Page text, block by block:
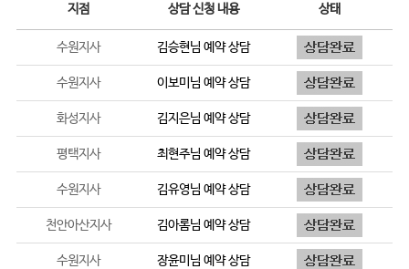
지점 상담 신청 내용 상태
수원지사 김승현님 예약 상담
수원지사 이보미 님 예약 상담
화성지사 김지은님 예약 상담
평택지사 최현주님 예약 상담
수원지사 김유영님 예약 상담
천안아산지사 김아롬님 예약 상담
수원지사 장윤미 님 예약 상담